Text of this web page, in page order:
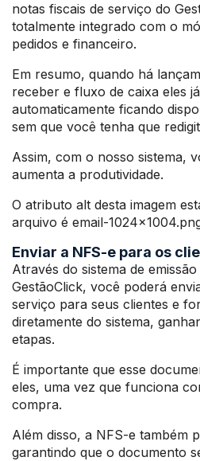
notas fiscais de serviço do
totalmente integrado com o
pedidos e financeiro.
Em resumo, quando há
receber e fluxo de caixa eles
automaticamente ficando
sem que você tenha que
Assim, com o nosso sistema,
aumenta a produtividade.
O atributo alt desta imagem
arquivo é email-
Enviar a NFS-e para os
Através do sistema de
GestãoClick, você poderá
serviço para seus clientes e
diretamente do sistema,
etapas.
É importante que esse
eles, uma vez que funciona
compra.
Além disso, a NFS-e também
garantindo que o documento